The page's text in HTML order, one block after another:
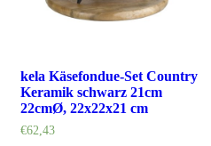
kela Käsefondue-Set Country
Keramik schwarz 21cm
22cmØ, 22x22x21 cm
€62,43